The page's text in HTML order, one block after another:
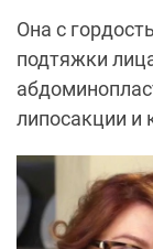
Она с
подтяжки
а
липосакции и